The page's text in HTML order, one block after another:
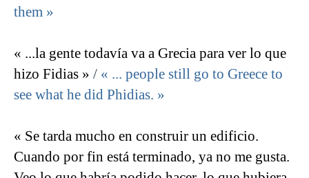
them »
« ...la gente todavía va a Grecia para ver lo que
hizo Fidias » / « ... people still go to Greece to
see what he did Phidias. »
« Se tarda mucho en construir un edificio.
Cuando por fin está terminado, ya no me gusta.